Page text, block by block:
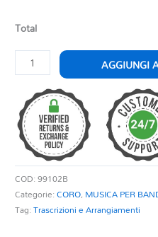
Total
INNO
ALLA
MUSICA
quantità
AGGIUNGI
COD:99102B
Categorie:CORO, MUSICA PER
Tag:Trascrizioni e Arrangiamenti